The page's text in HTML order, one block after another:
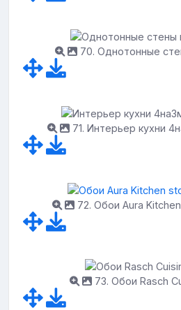
70. Однотонные
71. Интерьер кухни
72. Обои Aura
73. Обои Rasch